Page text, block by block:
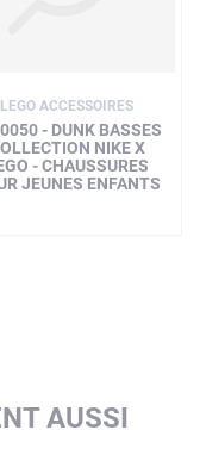
LEGO ACCESSOIRES
- DUNK BASSES
NIKE X
- CHAUSSURES
JEUNES ENFANTS
AUSSI